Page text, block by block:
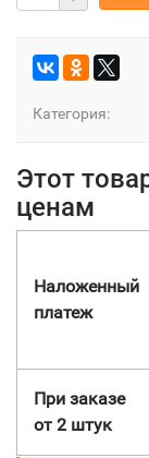
Категория:
Этот
ценам
Наложенный
платеж
При заказе
от 2 штук